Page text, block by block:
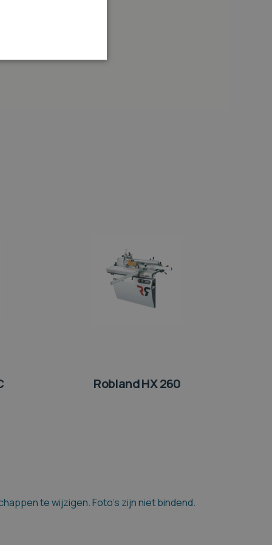
Robland HX 260
te wijzigen. Foto's zijn niet bindend.